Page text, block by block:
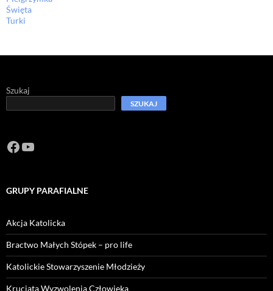
Święta
Turki
Szukaj
SZUKAJ
Facebook
https://www.youtube.com/channel/
GRUPY PARAFIALNE
Akcja Katolicka
Bractwo Małych Stópek – pro life
Katolickie Stowarzyszenie Młodzieży
Krucjata Wyzwolenia Człowieka